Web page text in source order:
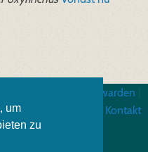
um
zu
gebruiksvoorwarden
Kontakt